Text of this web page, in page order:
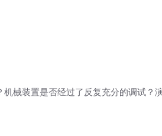
械装置是否经过了反复充分的调试？